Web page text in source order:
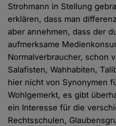
Strohmann in Stellung
erklären, dass man
aber annehmen, dass der
aufmerksame
Normalverbraucher, schon
Salafisten, Wahhabiten,
hier nicht von Synonymen
Wohlgemerkt, es gibt
ein Interesse für die
Rechtsschulen,